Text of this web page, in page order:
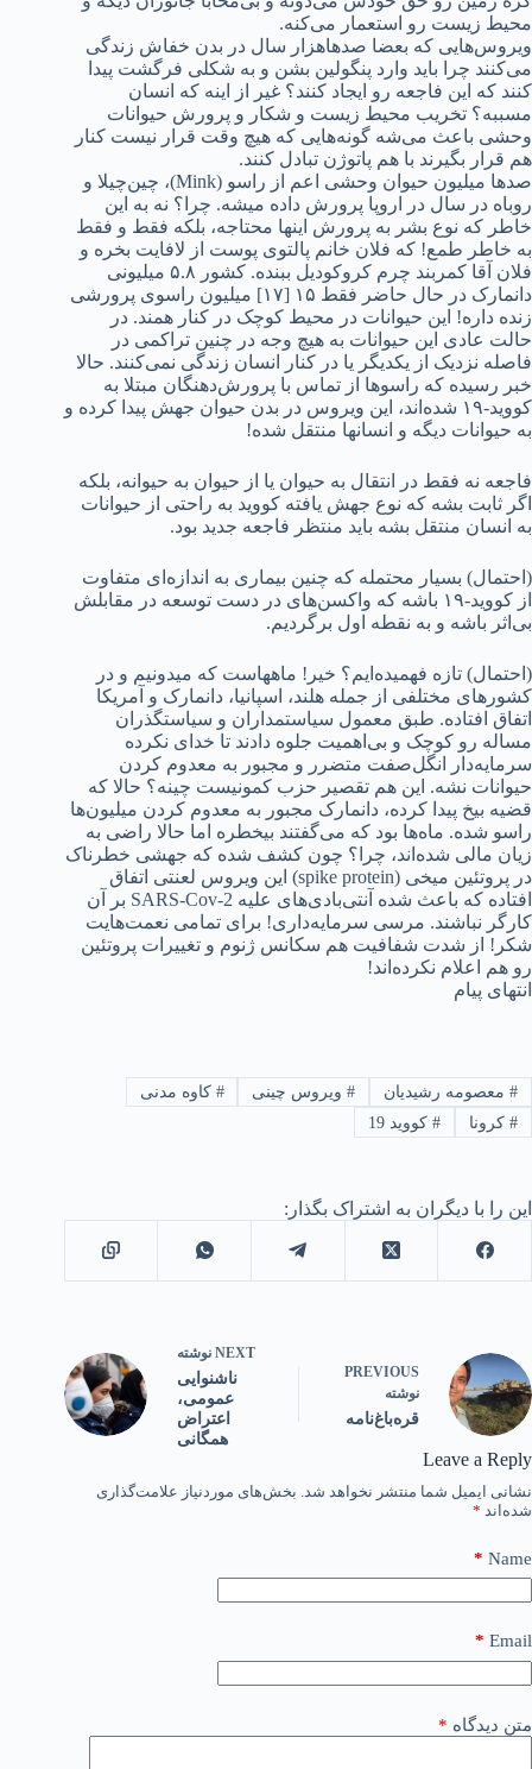
محیط زیست رو استعمار می‌کنه.
ویروس‌هایی که بعضا صدهاهزار سال در بدن خفاش زندگی
می‌کنند چرا باید وارد پنگولین بشن و به شکلی فرگشت پیدا
کنند که این فاجعه رو ایجاد کنند؟ غیر از اینه که انسان
مسببه؟ تخریب محیط زیست و شکار و پرورش حیوانات
وحشی باعث می‌شه گونه‌هایی که هیچ وقت قرار نیست کنار
هم قرار بگیرند با هم پاتوژن تبادل کنند.
صدها میلیون حیوان وحشی اعم از راسو (Mink)، چین‌چیلا و
روباه در سال در اروپا پرورش داده میشه. چرا؟ نه به این
خاطر که نوع بشر به پرورش اینها محتاجه، بلکه فقط و فقط
به خاطر طمع! که فلان خانم پالتوی پوست از لافایت بخره و
فلان آقا کمربند چرم کروکودیل ببنده. کشور ۵.۸ میلیونی
دانمارک در حال حاضر فقط ۱۵ [۱۷] میلیون راسوی پرورشی
زنده داره! این حیوانات در محیط کوچک در کنار همند. در
حالت عادی این حیوانات به هیچ وجه در چنین تراکمی در
فاصله نزدیک از یکدیگر یا در کنار انسان زندگی نمی‌کنند. حالا
خبر رسیده که راسوها از تماس با پرورش‌دهنگان مبتلا به
کووید-۱۹ شده‌اند، این ویروس در بدن حیوان جهش پیدا کرده و
به حیوانات دیگه و انسانها منتقل شده!
فاجعه نه فقط در انتقال به حیوان یا از حیوان به حیوانه، بلکه
اگر ثابت بشه که نوع جهش یافته کووید به راحتی از حیوانات
به انسان منتقل بشه باید منتظر فاجعه جدید بود.
(احتمال) بسیار محتمله که چنین بیماری به اندازه‌ای متفاوت
از کووید-۱۹ باشه که واکسن‌های در دست توسعه در مقابلش
بی‌اثر باشه و به نقطه اول برگردیم.
(احتمال) تازه فهمیده‌ایم؟ خیر! ماههاست که میدونیم و در
کشورهای مختلفی از جمله هلند، اسپانیا، دانمارک و آمریکا
اتفاق افتاده. طبق معمول سیاستمداران و سیاستگذران
مساله رو کوچک و بی‌اهمیت جلوه دادند تا خدای نکرده
سرمایه‌دار انگل‌صفت متضرر و مجبور به معدوم کردن
حیوانات نشه. این هم تقصیر حزب کمونیست چینه؟ حالا که
قضیه بیخ پیدا کرده، دانمارک مجبور به معدوم کردن میلیون‌ها
راسو شده. ماه‌ها بود که می‌گفتند بیخطره اما حالا راضی به
زیان مالی شده‌اند، چرا؟ چون کشف شده که جهشی خطرناک
در پروتئین میخی (spike protein) این ویروس لعنتی اتفاق
افتاده که باعث شده آنتی‌بادی‌های علیه SARS-Cov-2 بر آن
کارگر نباشند. مرسی سرمایه‌داری! برای تمامی نعمت‌هایت
شکر! از شدت شفافیت هم سکانس ژنوم و تغییرات پروتئین
رو هم اعلام نکرده‌اند!
انتهای پیام
#معصومه رشیدیان #ویروس چینی # کاوه مدنی
#کرونا #کووید 19
این را با دیگران به اشتراک بگذار:
PREVIOUS
نوشته
قره‌باغ‌نامه
NEXT نوشته
ناشنوایی
عمومی،
اعتراض
همگانی
Leave a Reply
نشانی ایمیل شما منتشر نخواهد شد. بخش‌های موردنیاز علامت‌گذاری
شده‌اند *
Name
*
Email
*
متن دیدگاه *